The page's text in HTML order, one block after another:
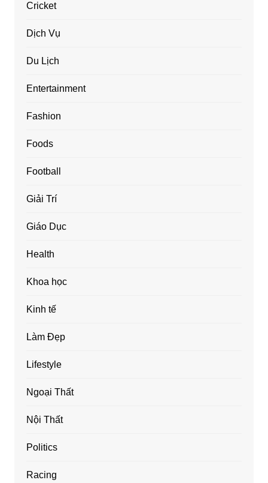
Cricket
Dịch Vụ
Du Lịch
Entertainment
Fashion
Foods
Football
Giải Trí
Giáo Dục
Health
Khoa học
Kinh tế
Làm Đẹp
Lifestyle
Ngoại Thất
Nội Thất
Politics
Racing